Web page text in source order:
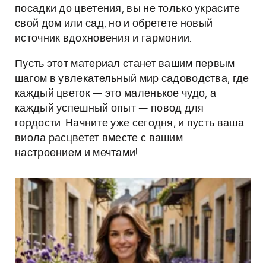
посадки до цветения, вы не только украсите
свой дом или сад, но и обретете новый
источник вдохновения и гармонии.
Пусть этот материал станет вашим первым
шагом в увлекательный мир садоводства, где
каждый цветок — это маленькое чудо, а
каждый успешный опыт — повод для
гордости. Начните уже сегодня, и пусть ваша
виола расцветет вместе с вашим
настроением и мечтами!